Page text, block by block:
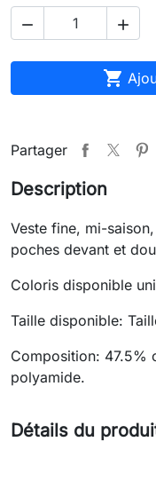
 

Partager
Description
Veste fine, mi-
poches devant et
Coloris disponible
Taille disponible:
Composition: 47.5%
polyamide.
Détails du